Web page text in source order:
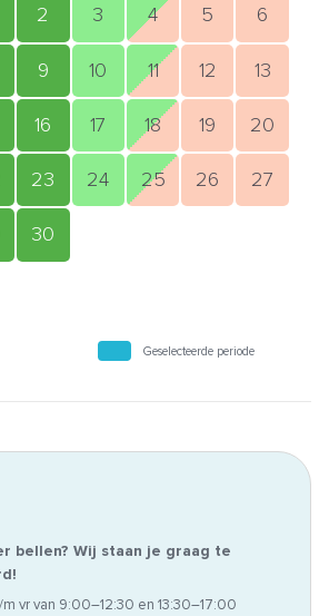
2 3 4 5 6
9 10 11 12 13
16 17 18 19 20
23 24 25 26 27
30
Geselecteerde periode
bellen? Wij staan je graag te
m vr van 9:00–12:30 en 13:30–17:00